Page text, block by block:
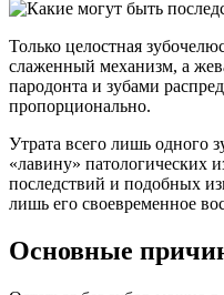
Только целостная
слаженный механизм, а
пародонта и зубами
пропорционально.
Утрата всего лишь одного
«лавину» патологических
последствий и подобных
лишь его своевременное
Основные